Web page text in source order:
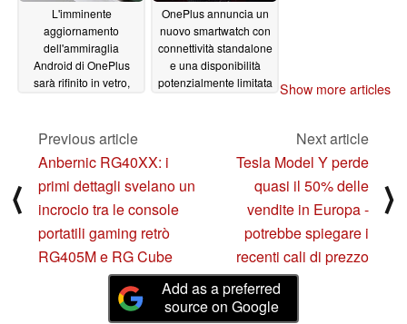
L'imminente
aggiornamento
dell'ammiraglia
Android di OnePlus
sarà rifinito in vetro,
OnePlus annuncia un
nuovo smartwatch con
connettività standalone
e una disponibilità
potenzialmente limitata Show more articles
⟨
Previous article
Anbernic RG40XX: i
primi dettagli svelano un
incrocio tra le console
portatili gaming retrò
RG405M e RG Cube
Next article
Tesla Model Y perde
quasi il 50% delle
vendite in Europa -
potrebbe spiegare i
recenti cali di prezzo
⟩
Add as a preferred
source on Google